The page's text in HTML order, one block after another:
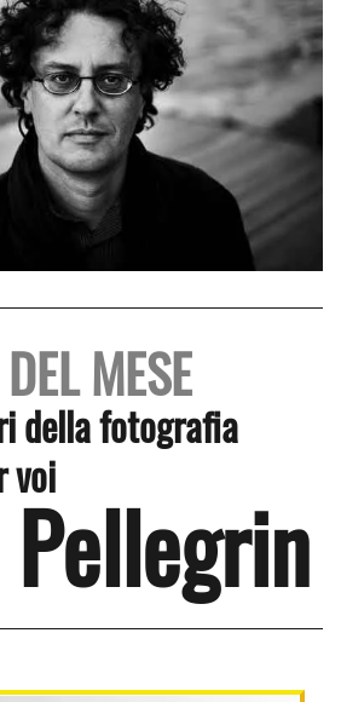
MESE
della fotografia
voi